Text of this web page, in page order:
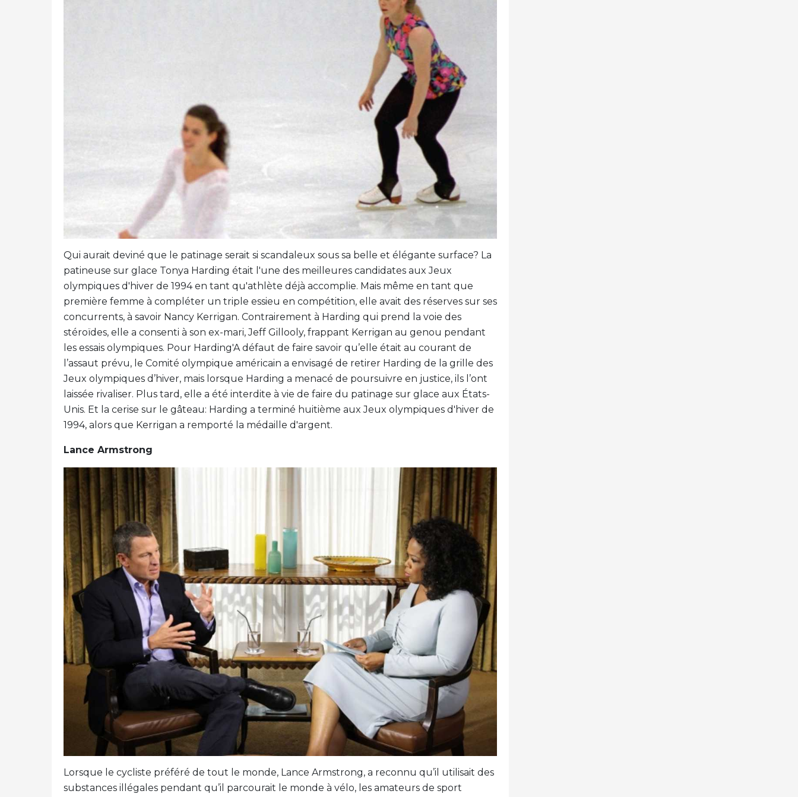
Qui aurait deviné que le patinage serait si scandaleux sous sa belle et élégante surface? La
patineuse sur glace Tonya Harding était l'une des meilleures candidates aux Jeux
olympiques d'hiver de 1994 en tant qu'athlète déjà accomplie. Mais même en tant que
première femme à compléter un triple essieu en compétition, elle avait des réserves sur ses
concurrents, à savoir Nancy Kerrigan. Contrairement à Harding qui prend la voie des
stéroïdes, elle a consenti à son ex-mari, Jeff Gillooly, frappant Kerrigan au genou pendant
les essais olympiques. Pour Harding'A défaut de faire savoir qu’elle était au courant de
l’assaut prévu, le Comité olympique américain a envisagé de retirer Harding de la grille des
Jeux olympiques d’hiver, mais lorsque Harding a menacé de poursuivre en justice, ils l’ont
laissée rivaliser. Plus tard, elle a été interdite à vie de faire du patinage sur glace aux États-
Unis. Et la cerise sur le gâteau: Harding a terminé huitième aux Jeux olympiques d'hiver de
1994, alors que Kerrigan a remporté la médaille d'argent.
Lance Armstrong
Lorsque le cycliste préféré de tout le monde, Lance Armstrong, a reconnu qu’il utilisait des
substances illégales pendant qu’il parcourait le monde à vélo, les amateurs de sport